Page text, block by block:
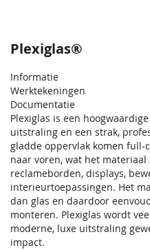
Plexiglas®
Informatie
Werktekeningen
Documentatie
Plexiglas is een
uitstraling en een strak,
gladde oppervlak komen
naar voren, wat het
reclameborden, displays,
interieurtoepassingen. Het
dan glas en daardoor
monteren. Plexiglas wordt
moderne, luxe uitstraling
impact.